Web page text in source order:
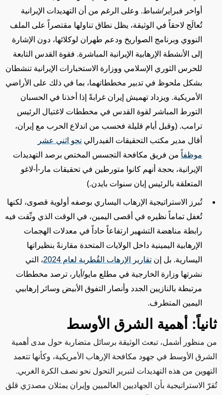
أواخر فبراير/شباط. وعلى الرغم من أن التهديدات الإيرانية
تُعالَج لاحقاً في الوثيقة، يظل نطاق تناولها مقتصراً على الملف
النووي وبرنامج الصواريخ ودعم طهران لوكلائها، دون الإشارة
إلى الأنشطة الإرهابية الإيرانية المباشرة. فقوة القدس التابعة
للحرس الثوري الإسلامي ووزارة الاستخبارات الإيرانية تنشطان
بشكل ملحوظ في تدبير مخططاتهما، بما في ذلك على الأراضي
الأمريكية. ويزداد تهميش إيران غرابةً إذا أخذنا في الحسبان
التورط المباشر لقوة القدس في مخططات لاغتيال الرئيس
ترامب. (وقبل أيام قليلة فحسب من اندلاع الحرب مع إيران،
أقال مدير مكتب التحقيقات الفيدرالي نحو اثني عشر
موظفاً من فريق مكافحة التجسس المختص برصد التهديدات
الإيرانية، بحجة أنهم كانوا متورطين في تحقيقات مار-أ-لاغو
المتعلقة بالرئيس إبان سنوات بايدن.)
تُبرز الاستراتيجية الإرهاب اليساري بوصفه أولوية قصوى، لكنها
تُغفل تماماً نظيره في أقصى اليمين، في الوقت الذي وثّقت فيه
رابطة مناهضة التشهير ارتفاعاً حاداً في معدلات الهجمات
الإرهابية اليمينية داخل الولايات المتحدة مقارنةً بنظيراتها
اليسارية. بل إن تقارير الإرهاب القُطرية لعام 2024
، التي
نشرتها وزارة الخارجية في مطلع مايو/أيار، ترصد مخططات
مرتبطة بالنازيين الجدد وأنصار التفوق الأبيض وسائر إرهابيي
اليمين المتطرف.
ثانياً: أهمية الشرق الأوسط
من منظور أشمل، تبعث الوثيقة برسائل متضاربة حول مدى أهمية
الشرق الأوسط في جهود مكافحة الإرهاب الأمريكية، وكأنها تتعمد
التهوين من هذه التهديدات لتبرير التحول نحو نصف الكرة الغربي.
تُقرّ الاستراتيجية بأن الجهاديين العالميين وإيران يمثلان مصدرَي قلق